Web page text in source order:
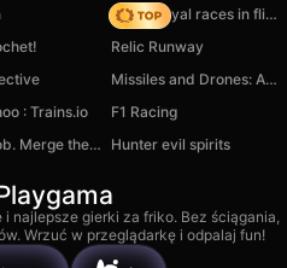
Obby Royal races in flight
Relic Runway
Missiles and Drones: A Strike On A Military Base
: Trains.io
F1 Racing
SpongeBob. Merge the Characters Hunter evil spirits
najlepsze gierki za friko. Bez ściągania,
Wrzuć w przeglądarkę i odpalaj fun!